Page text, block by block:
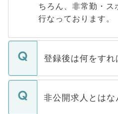
ちろん、非常勤・ス
行なっております。
登録後は何をす
ご登録いただきまし
登録内容を確認し、
非公開求人とはな